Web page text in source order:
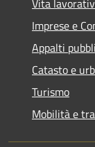
Imprese e
Appalti
Catasto e
Turismo
Mobilità e